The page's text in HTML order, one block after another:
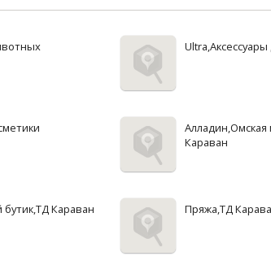
Караван
Караван Пряжа,ТД